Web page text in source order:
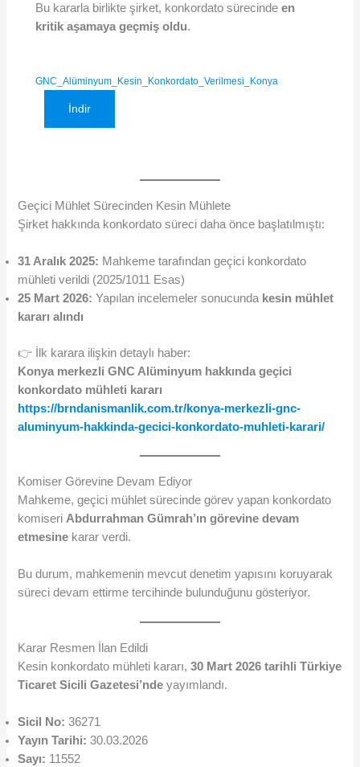
Bu kararla birlikte şirket, konkordato sürecindeen
kritik aşamaya geçmiş oldu.
GNC_Alüminyum_Kesin_Konkordato_Verilmesi_Konya
İndir
Geçici Mühlet Sürecinden Kesin Mühlete
Şirket hakkında konkordato süreci daha önce başlatılmıştı:
31 Aralık 2025: Mahkeme tarafından geçici konkordato
mühleti verildi (2025/1011 Esas)
25 Mart 2026: Yapılan incelemeler sonucunda kesin mühlet
kararı alındı
👉 İlk karara ilişkin detaylı haber:
Konya merkezli GNC Alüminyum hakkında geçici
konkordato mühleti kararı
https://brndanismanlik.com.tr/konya-merkezli-gnc-
aluminyum-hakkinda-gecici-konkordato-muhleti-karari/
Komiser Görevine Devam Ediyor
Mahkeme, geçici mühlet sürecinde görev yapan konkordato
komiseri Abdurrahman Gümrah’ın görevine devam
etmesine karar verdi.
Bu durum, mahkemenin mevcut denetim yapısını koruyarak
süreci devam ettirme tercihinde bulunduğunu gösteriyor.
Karar Resmen İlan Edildi
Kesin konkordato mühleti kararı,30 Mart 2026 tarihli Türkiye
Ticaret Sicili Gazetesi’nde yayımlandı.
Sicil No: 36271
Yayın Tarihi: 30.03.2026
Sayı: 11552